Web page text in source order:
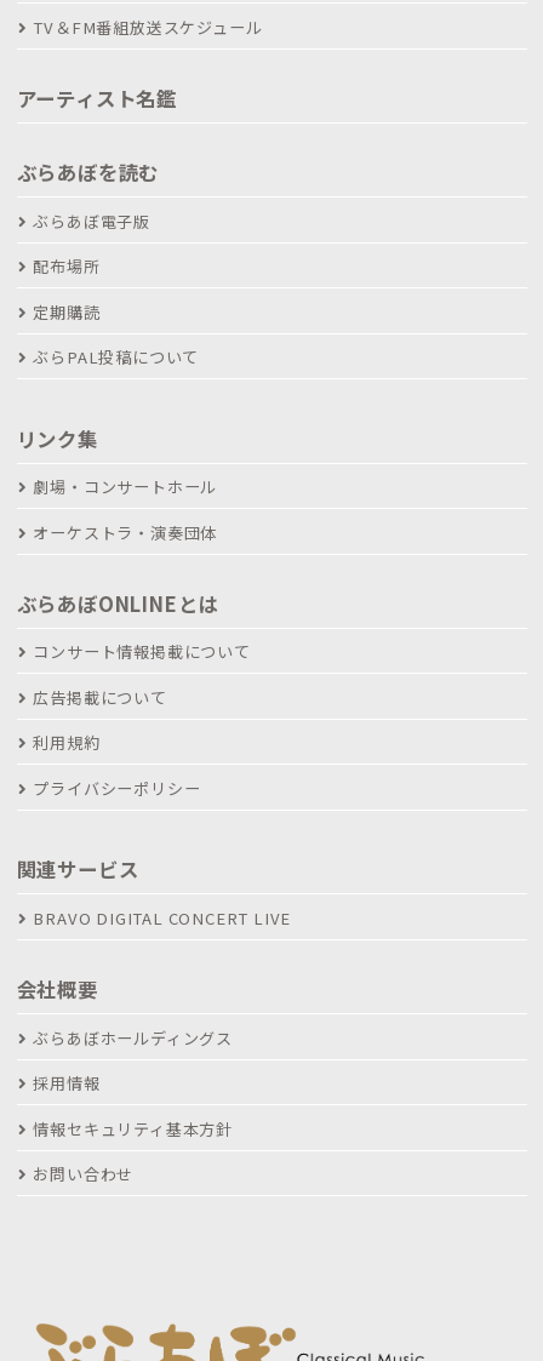
TV＆FM番組放送スケジュール
アーティスト名鑑
ぶらあぼを読む
ぶらあぼ電子版
配布場所
定期購読
ぶらPAL投稿について
リンク集
劇場・コンサートホール
オーケストラ・演奏団体
ぶらあぼONLINEとは
コンサート情報掲載について
広告掲載について
利用規約
プライバシーポリシー
関連サービス
BRAVO DIGITAL CONCERT LIVE
会社概要
ぶらあぼホールディングス
採用情報
情報セキュリティ基本方針
お問い合わせ